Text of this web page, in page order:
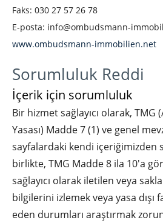
Faks: 030 27 57 26 78
E-posta: info@ombudsmann-
www.ombudsmann-immobilien.net
Sorumluluk Reddi
İçerik için sorumluluk
Bir hizmet sağlayıcı olarak, TMG
Yasası) Madde 7 (1) ve genel
sayfalardaki kendi içeriğimizden
birlikte, TMG Madde 8 ila 10'a
sağlayıcı olarak iletilen veya
bilgilerini izlemek veya yasa dışı
eden durumları araştırmak